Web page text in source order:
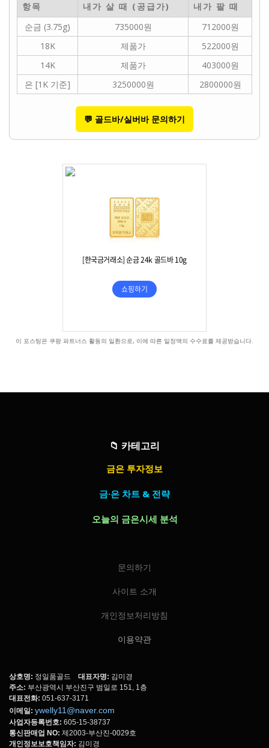
항목 내가 살 때 (공급가)
내가 팔 때
순금 (3.75g)
735000원
712000원
18K
제품가
522000원
14K
제품가
403000원
은 [1K 기준]
3250000원 2800000원
💬 골드바/실버바 문의하기
이 포스팅은 쿠팡 파트너스 활동의 일환으로, 이에 따른 일정액의 수수료를 제공받습니다.
📁 카테고리
금은 투자정보
금·은 차트 & 전략
오늘의 금은시세 분석
문의하기
사이트 소개
개인정보처리방침
이용약관
상호명: 정일품골드 대표자명: 김미경
주소: 부산광역시 부산진구 범일로 151, 1층
대표전화: 051-637-3171
이메일: ywelly11@naver.com
사업자등록번호: 605-15-38737
통신판매업 NO: 제2003-부산진-0029호
개인정보보호책임자: 김미경